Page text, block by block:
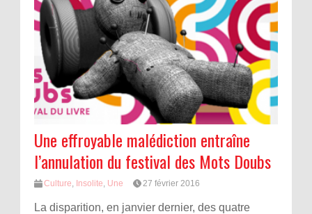
Une effroyable malédiction entraîne
l’annulation du festival des Mots Doubs
Culture, Insolite, Une 27 février 2016
La disparition, en janvier dernier, des quatre